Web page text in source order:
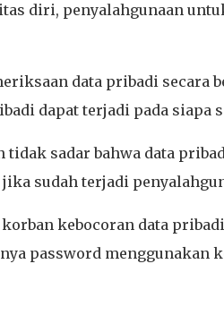
diri, penyalahgunaan
data pribadi secara
dapat terjadi pada siapa
tidak sadar bahwa data
sudah terjadi
kebocoran data
password menggunakan